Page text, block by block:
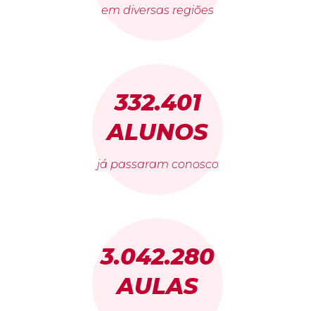
em diversas regiões
332.401
ALUNOS
já passaram conosco
3.042.280
AULAS